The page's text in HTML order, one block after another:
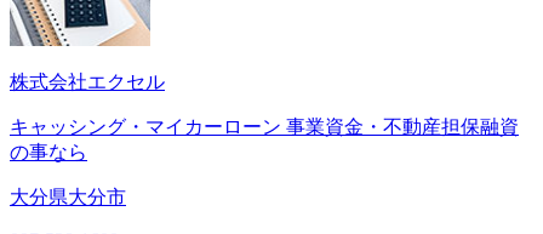
株式会社エクセル
キャッシング・マイカーローン 事業資金・不動産担保融資
の事なら
大分県大分市